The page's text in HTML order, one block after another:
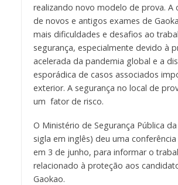
realizando novo modelo de prova. A
de novos e antigos exames de
mais dificuldades e desafios ao
segurança, especialmente devido à
acelerada da pandemia global e a
esporádica de casos associados
exterior. A segurança no local de
um fator de risco.
O Ministério de Segurança Pública da
sigla em inglês) deu uma
em 3 de junho, para informar o
relacionado à proteção aos
Gaokao.